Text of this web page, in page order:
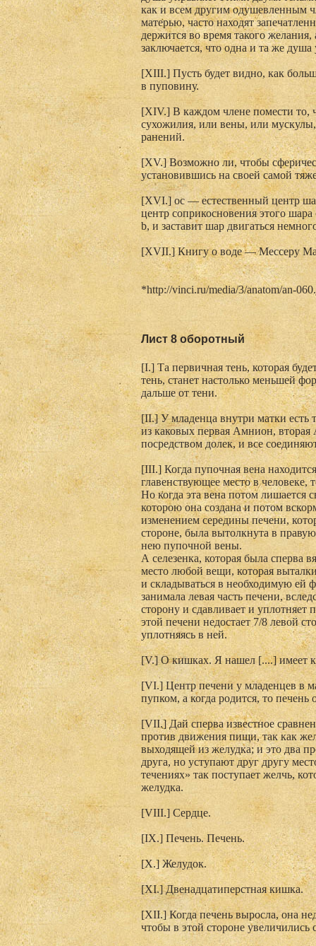
как и всем другим одушевленным
матерью, часто находят
держится во время такого
заключается, что одна и та же
[XIII.] Пусть будет видно, как
в пуповину.
[XIV.] В каждом члене помести то,
сухожилия, или вены, или
ранений.
[XV.] Возможно ли, чтобы
установившись на своей самой
[XVI.] ос — естественный центр
центр соприкосновения этого
b, и заставит шар двигаться
[XVII.] Книгу о воде — Мессеру
*http://vinci.ru/media/3/anatom/an-
Лист 8 оборотный
[I.] Та первичная тень, которая
тень, станет настолько меньшей
дальше от тени.
[II.] У младенца внутри матки есть
из каковых первая Амнион, вторая
посредством долек, и все
[III.] Когда пупочная вена
главенствующее место в человеке,
Но когда эта вена потом лишается
которою она создана и потом
изменением середины печени,
стороне, была вытолкнута в
нею пупочной вены.
А селезенка, которая была сперва
место любой вещи, которая
и складываться в необходимую ей
занимала левая часть печени,
сторону и сдавливает и уплотняет
этой печени недостает 7/8 левой
уплотняясь в ней.
[V.] О кишках. Я нашел [....] имеет
[VI.] Центр печени у младенцев в
пупком, а когда родится, то печень
[VII.] Дай сперва известное
против движения пищи, так как
выходящей из желудка; и это два
друга, но уступают друг другу
течениях» так поступает желчь,
желудка.
[VIII.] Сердце.
[IX.] Печень. Печень.
[X.] Желудок.
[XI.] Двенадцатиперстная кишка.
[XII.] Когда печень выросла, она
чтобы в этой стороне увеличились